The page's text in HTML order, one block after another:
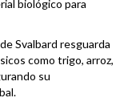
biológico para
Svalbard resguarda
como trigo, arroz,
su